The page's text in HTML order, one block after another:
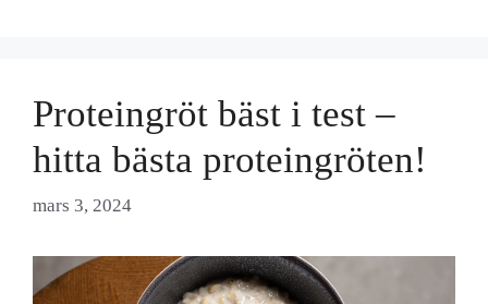
Proteingröt bäst i test –
hitta bästa proteingröten!
mars 3, 2024